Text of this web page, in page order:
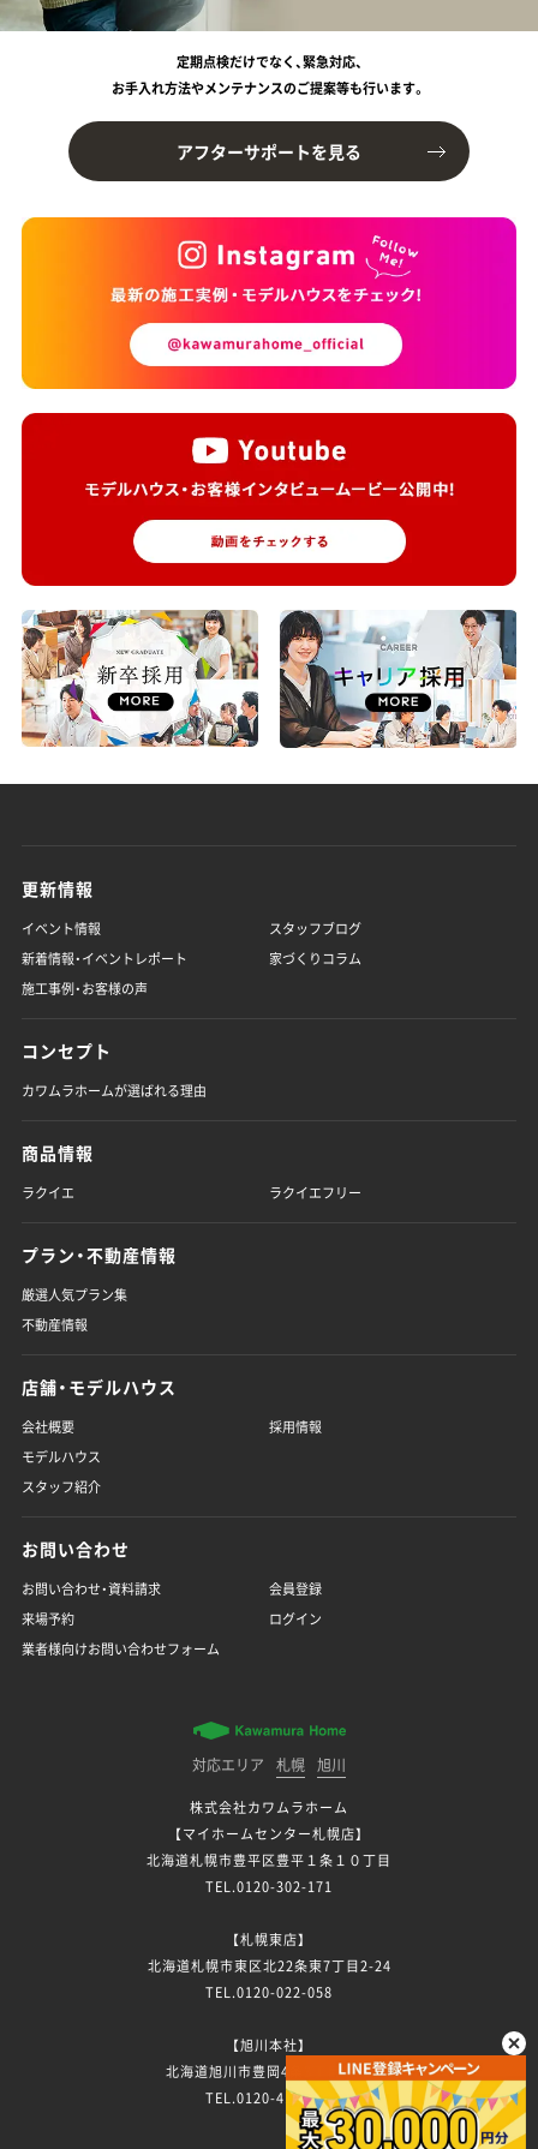
定期点検だけでなく、緊急対応、
お手入れ方法やメンテナンスのご提案等も行います。
アフターサポートを見る
更新情報
イベント情報
新着情報・イベントレポート
施工事例・お客様の声
スタッフブログ
家づくりコラム
コンセプト
カワムラホームが選ばれる理由
商品情報
ラクイエ ラクイエフリー
プラン・不動産情報
厳選人気プラン集
不動産情報
店舗・モデルハウス
会社概要
モデルハウス
スタッフ紹介
採用情報
お問い合わせ
お問い合わせ・資料請求
来場予約
業者様向けお問い合わせフォーム
会員登録
ログイン
対応エリア 札幌 旭川
株式会社カワムラホーム
【マイホームセンター札幌店】
北海道札幌市豊平区豊平１条１０丁目
TEL.0120-302-171
【札幌東店】
北海道札幌市東区北22条東7丁目2-24
TEL.0120-022-058
【旭川本社】
北海道旭川市豊岡4条3丁目7-13
TEL.0120-411-296